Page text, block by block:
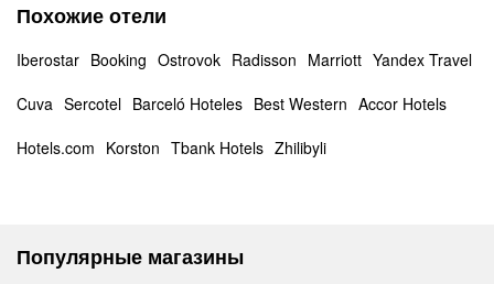
Похожие отели
Iberostar Booking Ostrovok Radisson Marriott Yandex Travel
Cuva Sercotel Barceló Hoteles Best Western Accor Hotels
Hotels.com Korston Tbank Hotels Zhilibyli
Популярные магазины